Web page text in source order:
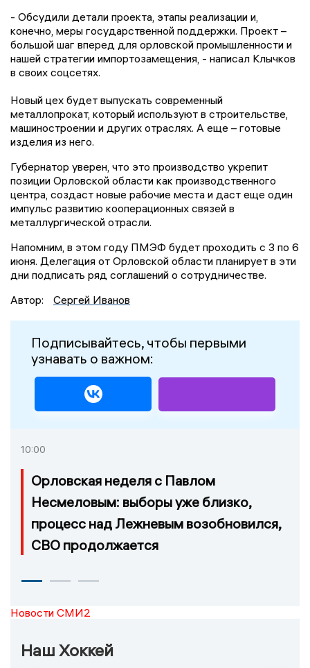
- Обсудили детали проекта, этапы реализации и,
конечно, меры государственной поддержки. Проект –
большой шаг вперед для орловской промышленности и
нашей стратегии импортозамещения, - написал Клычков
в своих соцсетях.
Новый цех будет выпускать современный
металлопрокат, который используют в строительстве,
машиностроении и других отраслях. А еще – готовые
изделия из него.
Губернатор уверен, что это производство укрепит
позиции Орловской области как производственного
центра, создаст новые рабочие места и даст еще один
импульс развитию кооперационных связей в
металлургической отрасли.
Напомним, в этом году ПМЭФ будет проходить с 3 по 6
июня. Делегация от Орловской области планирует в эти
дни подписать ряд соглашений о сотрудничестве.
Автор:
Сергей Иванов
Подписывайтесь, чтобы первыми
узнавать о важном:
10:00
Орловская неделя с Павлом
Несмеловым: выборы уже близко,
процесс над Лежневым возобновился,
СВО продолжается
Новости СМИ2
Наш Хоккей